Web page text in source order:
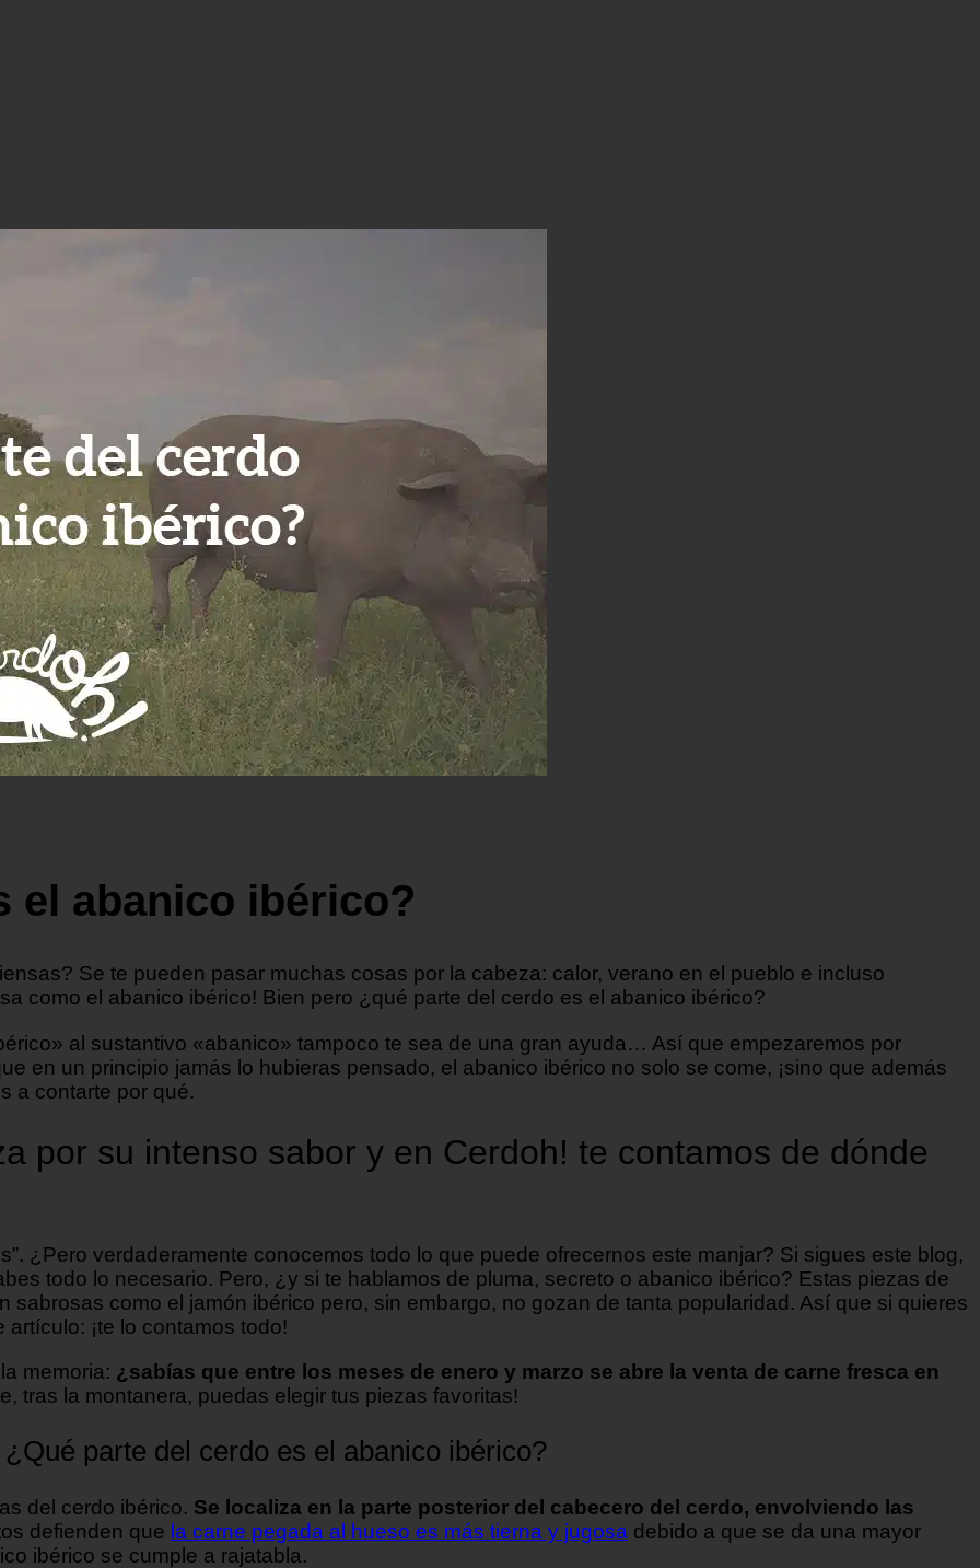
el abanico ibérico?
Se te pueden pasar muchas cosas por la cabeza: calor, verano en el pueblo e incluso
como el abanico ibérico! Bien pero ¿qué parte del cerdo es el abanico ibérico?
al sustantivo «abanico» tampoco te sea de una gran ayuda… Así que empezaremos por
en un principio jamás lo hubieras pensado, el abanico ibérico no solo se come, ¡sino que además
a contarte por qué.
por su intenso sabor y en Cerdoh! te contamos de dónde
¿Pero verdaderamente conocemos todo lo que puede ofrecernos este manjar? Si sigues este blog,
todo lo necesario. Pero, ¿y si te hablamos de pluma, secreto o abanico ibérico? Estas piezas de
sabrosas como el jamón ibérico pero, sin embargo, no gozan de tanta popularidad. Así que si quieres
¡te lo contamos todo!
memoria: ¿sabías que entre los meses de enero y marzo se abre la venta de carne fresca en
tras la montanera, puedas elegir tus piezas favoritas!
parte del cerdo es el abanico ibérico?
del cerdo ibérico. Se localiza en la parte posterior del cabecero del cerdo, envolviendo las
defienden que la carne pegada al hueso es más tierna y jugosa debido a que se da una mayor
ibérico se cumple a rajatabla.